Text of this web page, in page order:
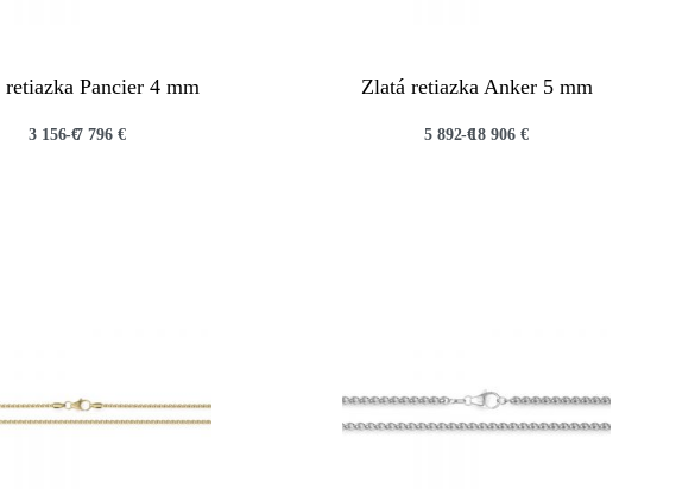
retiazka Pancier 4 mm
3 156€7 796 €
Zlatá retiazka Anker 5 mm
5 892€18 906€